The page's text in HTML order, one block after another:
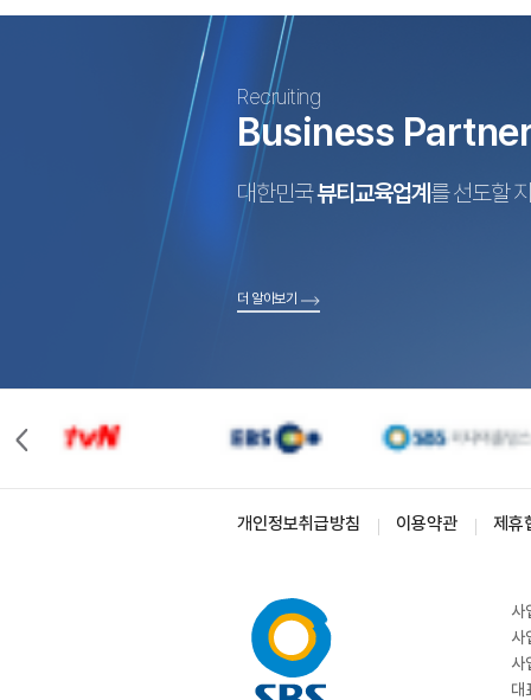
Recruiting
Business
대한민국뷰티교육업계 를 선도할
더 알아보기
개인정보취급방침 이용약관 제휴
사
사
사
대